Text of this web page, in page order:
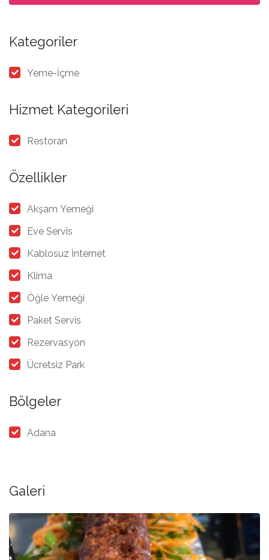
Kategoriler
Yeme-İçme
Hizmet Kategorileri
Restoran
Özellikler
Akşam Yemeği
Eve Servis
Kablosuz İnternet
Klima
Öğle Yemeği
Paket Servis
Rezervasyon
Ücretsiz Park
Bölgeler
Adana
Galeri